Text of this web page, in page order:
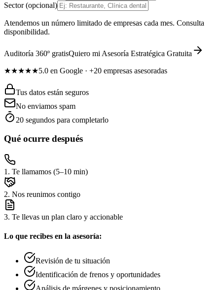
Sector (opcional)
Atendemos un número limitado de empresas cada mes. Consulta
disponibilidad.
Auditoría 360º gratisQuiero mi Asesoría Estratégica Gratuita
★★★★★5.0 en Google · +20 empresas asesoradas
Tus datos están seguros
No enviamos spam
20 segundos para completarlo
Qué ocurre después
1 . Te llamamos (5–10 min)
2. Nos reunimos contigo
3. Te llevas un plan claro y accionable
Lo que recibes en la asesoría:
Revisión de tu situación
Identificación de frenos y oportunidades
Análisis de márgenes y posicionamiento